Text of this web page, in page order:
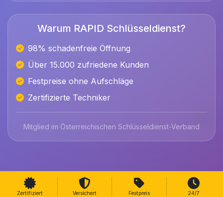
Warum RAPID Schlüsseldienst?
98% schadenfreie Öffnung
Über 15.000 zufriedene Kunden
Festpreise ohne Aufschläge
Zertifizierte Techniker
Mitglied im Österreichischen Schlüsseldienst-Verband
Zertifiziert Versichert Festpreis 24/7